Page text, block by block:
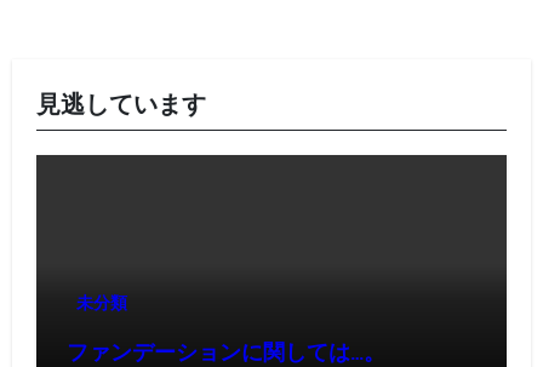
見逃しています
未分類
ファンデーションに関しては…。